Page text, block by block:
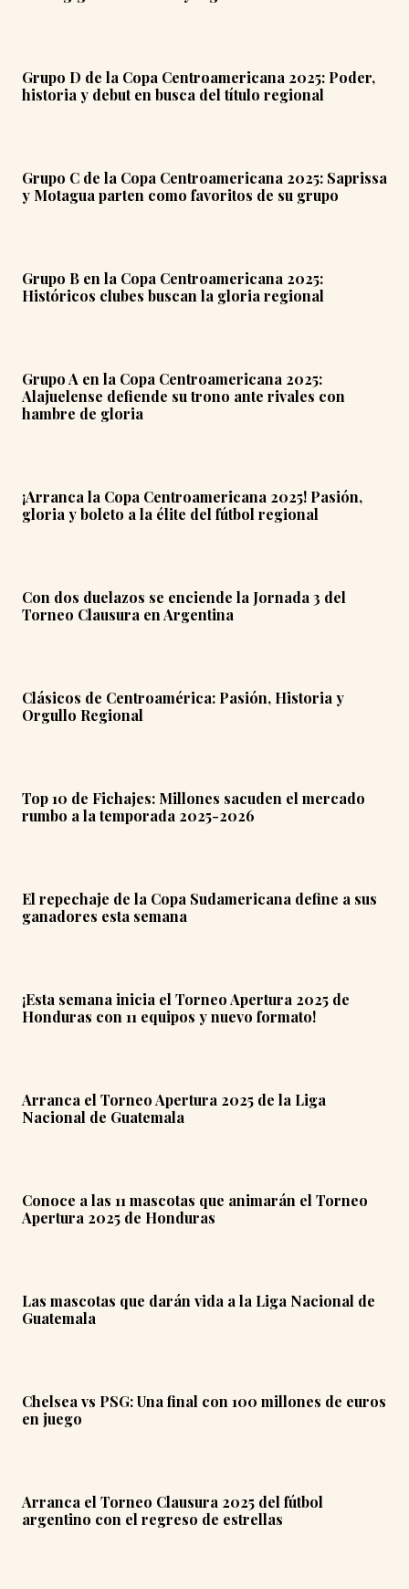
Grupo D de la Copa Centroamericana 2025: Poder,
historia y debut en busca del título regional
Grupo C de la Copa Centroamericana 2025: Saprissa
y Motagua parten como favoritos de su grupo
Grupo B en la Copa Centroamericana 2025:
Históricos clubes buscan la gloria regional
Grupo A en la Copa Centroamericana 2025:
Alajuelense defiende su trono ante rivales con
hambre de gloria
¡Arranca la Copa Centroamericana 2025! Pasión,
gloria y boleto a la élite del fútbol regional
Con dos duelazos se enciende la Jornada 3 del
Torneo Clausura en Argentina
Clásicos de Centroamérica: Pasión, Historia y
Orgullo Regional
Top 10 de Fichajes: Millones sacuden el mercado
rumbo a la temporada 2025-2026
El repechaje de la Copa Sudamericana define a sus
ganadores esta semana
¡Esta semana inicia el Torneo Apertura 2025 de
Honduras con 11 equipos y nuevo formato!
Arranca el Torneo Apertura 2025 de la Liga
Nacional de Guatemala
Conoce a las 11 mascotas que animarán el Torneo
Apertura 2025 de Honduras
Las mascotas que darán vida a la Liga Nacional de
Guatemala
Chelsea vs PSG: Una final con 100 millones de euros
en juego
Arranca el Torneo Clausura 2025 del fútbol
argentino con el regreso de estrellas